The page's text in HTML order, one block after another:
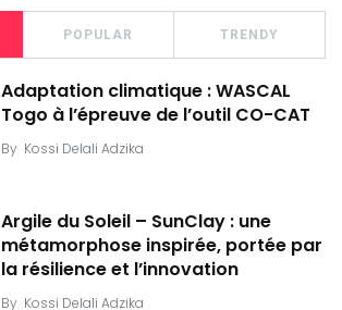
POPULAR TRENDY
Adaptation climatique : WASCAL
Togo à l’épreuve de l’outil CO-CAT
By Kossi Delali Adzika
Argile du Soleil – SunClay : une
métamorphose inspirée, portée par
la résilience et l’innovation
By Kossi Delali Adzika